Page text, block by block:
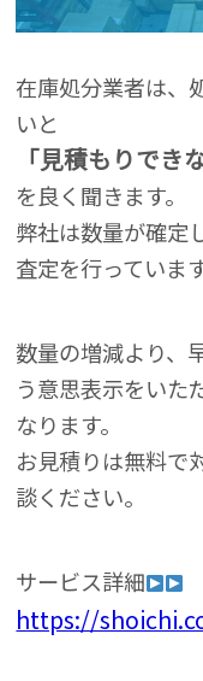
在庫処分業者は、
いと
「見積もりでき
を良く聞きます。
弊社は数量が確定
査定を行っています
数量の増減より、
う意思表示をいた
なります。
お見積りは無料で
談ください。
サービス詳細
https://